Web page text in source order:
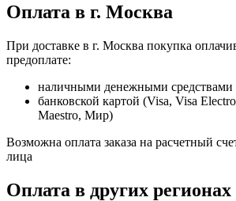
Оплата в г. Москва
При доставке в г. Москва покупка
предоплате:
наличными денежными средствами
банковской картой (Visa, Visa
Maestro, Мир)
Возможна оплата заказа на расчетный
лица
Оплата в других